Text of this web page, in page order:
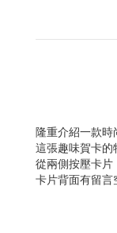
隆重介紹一款時
這張趣味賀卡的
從兩側按壓卡片
卡片背面有留言